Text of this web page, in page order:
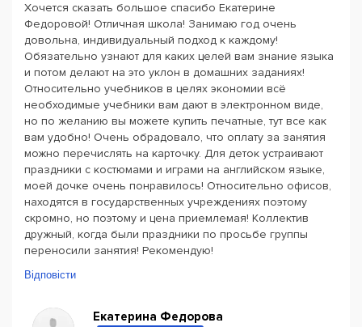
Хочется сказать большое спасибо Екатерине
Федоровой! Отличная школа! Занимаю год очень
довольна, индивидуальный подход к каждому!
Обязательно узнают для каких целей вам знание языка
и потом делают на это уклон в домашних заданиях!
Относительно учебников в целях экономии всё
необходимые учебники вам дают в электронном виде,
но по желанию вы можете купить печатные, тут все как
вам удобно! Очень обрадовало, что оплату за занятия
можно перечислять на карточку. Для деток устраивают
праздники с костюмами и играми на английском языке,
моей дочке очень понравилось! Относительно офисов,
находятся в государственных учреждениях поэтому
скромно, но поэтому и цена приемлемая! Коллектив
дружный, когда были праздники по просьбе группы
переносили занятия! Рекомендую!
Відповісти
Екатерина Федорова